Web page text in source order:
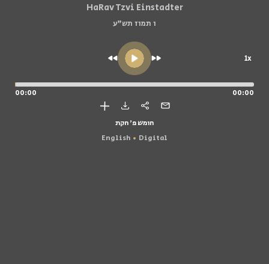
HaRav Tzvi Einstadter
ו תמוז תש"ע
1x
00:00 00:00
חומש פ' חקת
English
Digital